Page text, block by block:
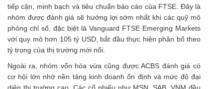
tiếp cận, minh bạch và tiêu chuẩn báo cáo của FTSE. Đây là
nhóm được đánh giá sẽ hưởng lợi sớm nhất khi các quỹ mô
phỏng chỉ số, đặc biệt là Vanguard FTSE Emerging Markets
với quy mô hơn 105 tỷ USD, bắt đầu thực hiện phân bổ theo
tỷ trọng của thị trường mới nổi.
Ngoài ra, nhóm vốn hóa vừa cũng được ACBS đánh giá có
cơ hội lớn nhờ nền tảng kinh doanh ổn định và mức độ đại
diện thị trường cao. Các cổ phiếu như MSN, SAB, VNM đều